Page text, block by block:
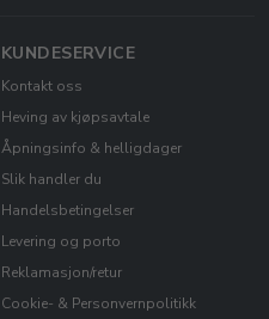
KUNDESERVICE
Kontakt oss
Heving av kjøpsavtale
Åpningsinfo & helligdager
Slik handler du
Handelsbetingelser
Levering og porto
Reklamasjon/retur
Cookie- & Personvernpolitikk